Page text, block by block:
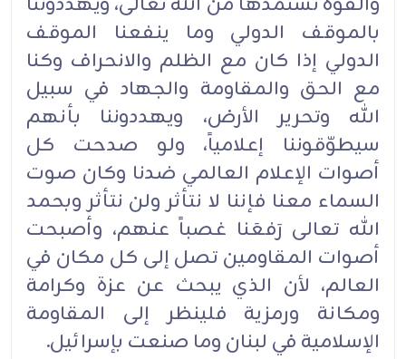
بالموقف الدولي وما ينفعنا الموقف
الدولي إذا كان مع الظلم والانحراف وكنا
مع الحق والمقاومة والجهاد في سبيل
الله وتحرير الأرض، ويهددوننا بأنهم
سيطوّقوننا إعلامياً، ولو صدحت كل
أصوات الإعلام العالمي ضدنا وكان صوت
السماء معنا فإننا لا نتأثر ولن نتأثر وبحمد
الله تعالى رَفعَنا غصباً عنهم، وأصبحت
أصوات المقاومين تصل إلى كل مكان في
العالم، لأن الذي يبحث عن عزة وكرامة
ومكانة ورمزية فلينظر إلى المقاومة
الإسلامية في لبنان وما صنعت بإسرائيل.